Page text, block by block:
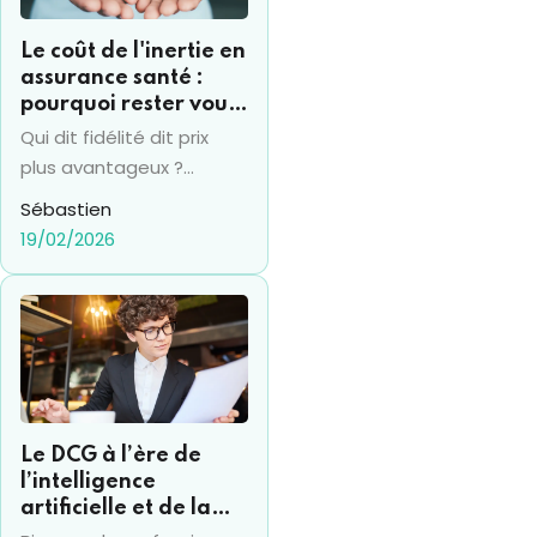
Le coût de l'inertie en
assurance santé :
pourquoi rester vous
coûte souvent 15% de
plus par an
Qui dit fidélité dit prix
plus avantageux ?
Vraiment ? Pas en
termes d'assurance
santé en tout cas... et la
bien souvent en un
"piège" financier.
Beaucoup d’assurés
conservent le même
années, sans réaliser que
leur mutuelle augmente
Sébastien
19/02/2026
Le DCG à l’ère de
l’intelligence
artificielle et de la